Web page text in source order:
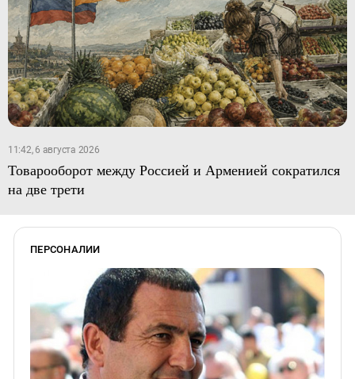
11:42, 6 августа 2026
Товарооборот между Россией и Арменией сократился
на две трети
ПЕРСОНАЛИИ